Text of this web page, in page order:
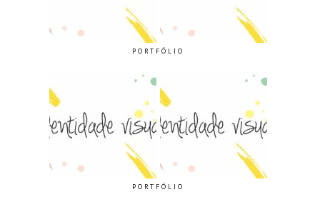
PORTFÓLIO
PORTFÓLIO